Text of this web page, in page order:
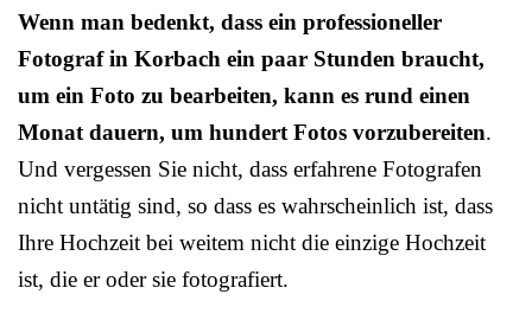
Wenn man bedenkt, dass ein professioneller
Fotograf in Korbach ein paar Stunden braucht,
um ein Foto zu bearbeiten, kann es rund einen
Monat dauern, um hundert Fotos vorzubereiten.
Und vergessen Sie nicht, dass erfahrene Fotografen
nicht untätig sind, so dass es wahrscheinlich ist, dass
Ihre Hochzeit bei weitem nicht die einzige Hochzeit
ist, die er oder sie fotografiert.